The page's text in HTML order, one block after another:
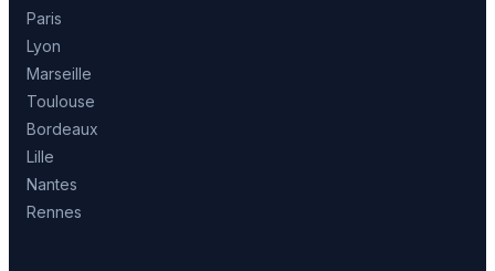
Paris
Lyon
Marseille
Toulouse
Bordeaux
Lille
Nantes
Rennes